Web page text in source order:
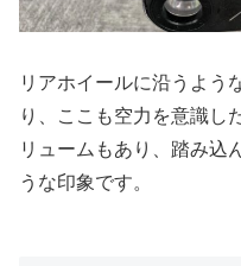
リアホイールに沿うよう
り、ここも空力を意識し
リュームもあり、踏み込
うな印象です。